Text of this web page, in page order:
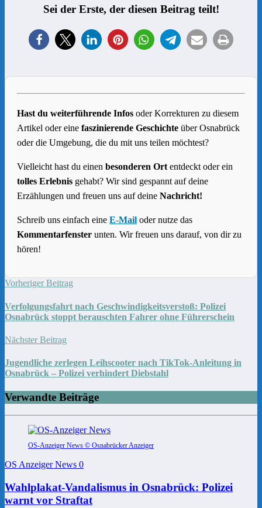
Sei der Erste, der diesen Beitrag teilt!
Hast du weiterführende Infos oder Korrekturen zu diesem
Artikel oder eine faszinierende Geschichte über Osnabrück
oder die Umgebung, die du mit uns teilen möchtest?
Vielleicht hast du einen besonderen Ort entdeckt oder ein
tolles Erlebnis gehabt? Wir sind gespannt auf deine
Erzählungen und freuen uns auf deine Nachricht!
Schreib uns einfach eine E-Mail oder nutze das
Kommentarfenster unten. Wir freuen uns darauf, von dir zu
hören!
Vorheriger Beitrag
Verfolgungsfahrt nach Geschwindigkeitsverstoß: Polizei
Osnabrück stoppt berauschten Fahrer ohne Führerschein
Nächster Beitrag
Jugendliche zerlegen Leihscooter nach TikTok-Anleitung in
Osnabrück – Polizei verhindert Diebstahl
Verwandte Beiträge
OS-Anzeiger News © Osnabrücker Anzeiger
OS Anzeiger News 0
Wahlplakat-Vandalismus in Osnabrück: Polizei
warnt vor Straftat